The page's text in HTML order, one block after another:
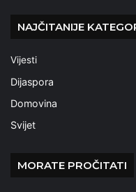
NAJČITANIJE
Vijesti
Dijaspora
Domovina
Svijet
MORATE PROČITATI